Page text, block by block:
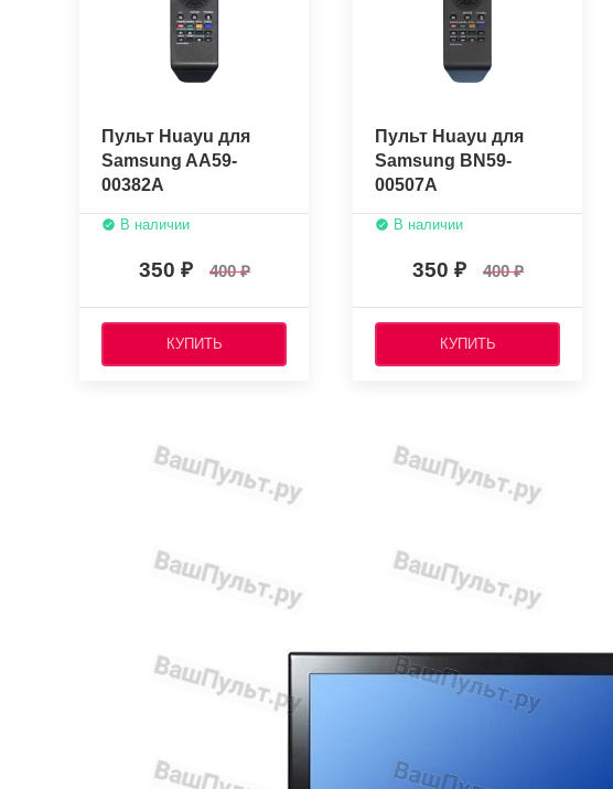
Пульт Huayu для
Samsung AA59-
00382A
В наличии
350 400
КУПИТЬ
Пульт Huayu для
Samsung BN59-
00507A
В наличии
350 400
КУПИТЬ